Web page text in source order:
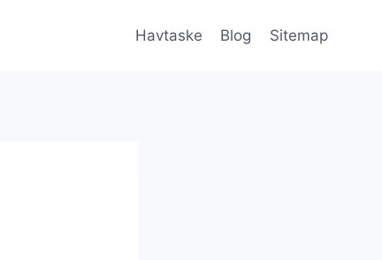
Havtaske Blog Sitemap